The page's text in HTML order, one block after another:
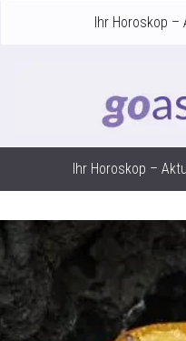
Ihr Horoskop –
Ihr Horoskop –